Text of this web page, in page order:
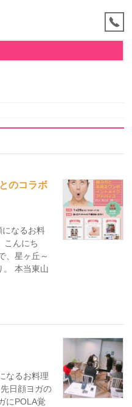
のコラボ
になるお料
こんにち
、星ヶ丘～
。 本当東山
なるお料理
日顔ヨガの
にPOLA覚